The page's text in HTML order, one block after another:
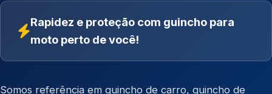
Rapidez e proteção com guincho para
moto perto de você!
Somos referência em guincho de carro, guincho de